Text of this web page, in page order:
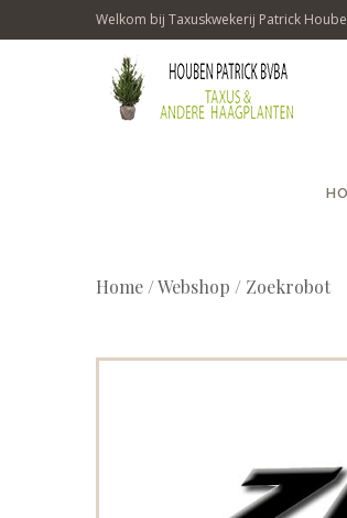
Welkom bij Taxuskwekerij Patrick
Home /Webshop / Zoekrobot